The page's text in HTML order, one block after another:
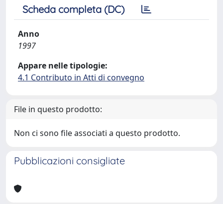
Scheda completa (DC)
Anno
1997
Appare nelle tipologie:
4.1 Contributo in Atti di convegno
File in questo prodotto:
Non ci sono file associati a questo prodotto.
Pubblicazioni consigliate